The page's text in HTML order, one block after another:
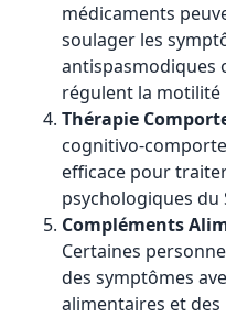
médicaments
soulager les
antispasmodiques
régulent la motilité
Thérapie
cognitivo-
efficace pour
psychologiques du
Compléments
Certaines
des symptômes
alimentaires et